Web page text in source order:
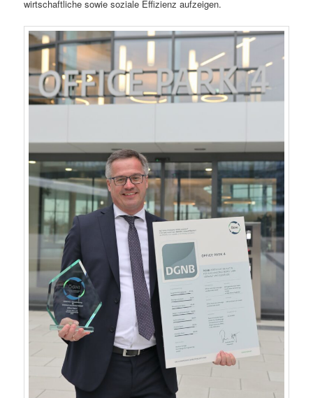
wirtschaftliche sowie soziale Effizienz aufzeigen.